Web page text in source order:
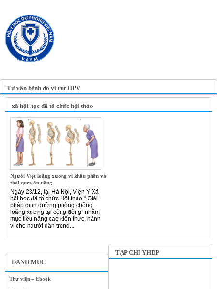
Tư vấn bệnh do vi rút HPV
DANH MỤC
Thư viện – Ebook
xã hội học đã tổ chức hội thảo
Người Việt loãng xương vì khẩu phần và
thói quen ăn uống
Ngày 23/12, tại Hà Nội, Viện Y Xã
hội học đã tổ chức Hội thảo “ Giải
pháp dinh dưỡng phòng chống
loãng xương tại cộng đồng” nhằm
mục tiêu nâng cao kiến thức, hành
vi cho người dân trong...
TẠP CHÍ YHDP